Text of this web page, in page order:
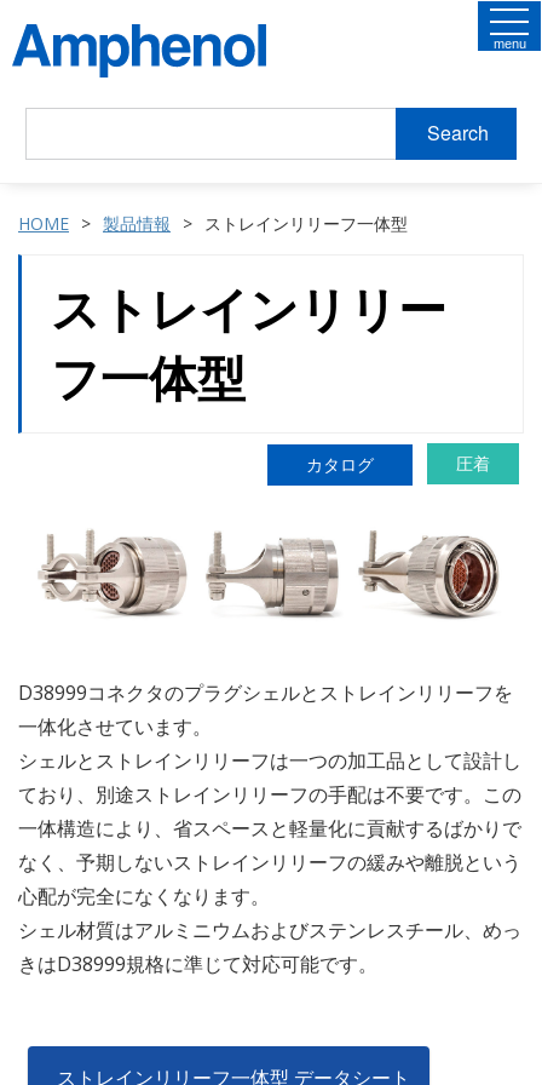
Search
menu
HOME 製品情報 ストレインリリーフ一体型
ストレインリリー
フ一体型
カタログ 圧着
D38999コネクタのプラグシェルとストレインリリーフを
一体化させています。
シェルとストレインリリーフは一つの加工品として設計し
ており、別途ストレインリリーフの手配は不要です。この
一体構造により、省スペースと軽量化に貢献するばかりで
なく、予期しないストレインリリーフの緩みや離脱という
心配が完全になくなります。
シェル材質はアルミニウムおよびステンレスチール、めっ
きはD38999規格に準じて対応可能です。
ストレインリリーフ一体型 データシート